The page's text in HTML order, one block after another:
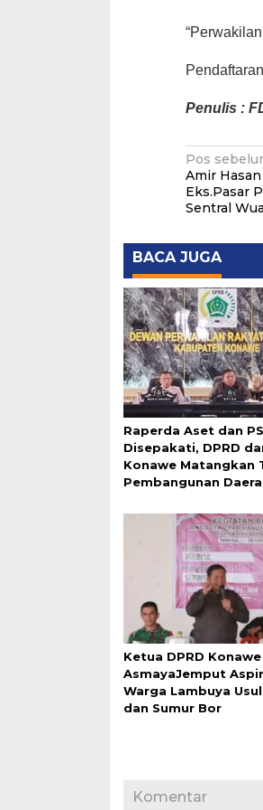
Penulis :
pos
Pos
Amir
Eks.Pasar
Sentral
BACA JUGA
Raperda Aset dan
Disepakati, DPRD
Konawe Matangkan
Pembangunan
Ketua DPRD
AsmayaJemput
Warga Lambuya
dan Sumur Bor
Komentar